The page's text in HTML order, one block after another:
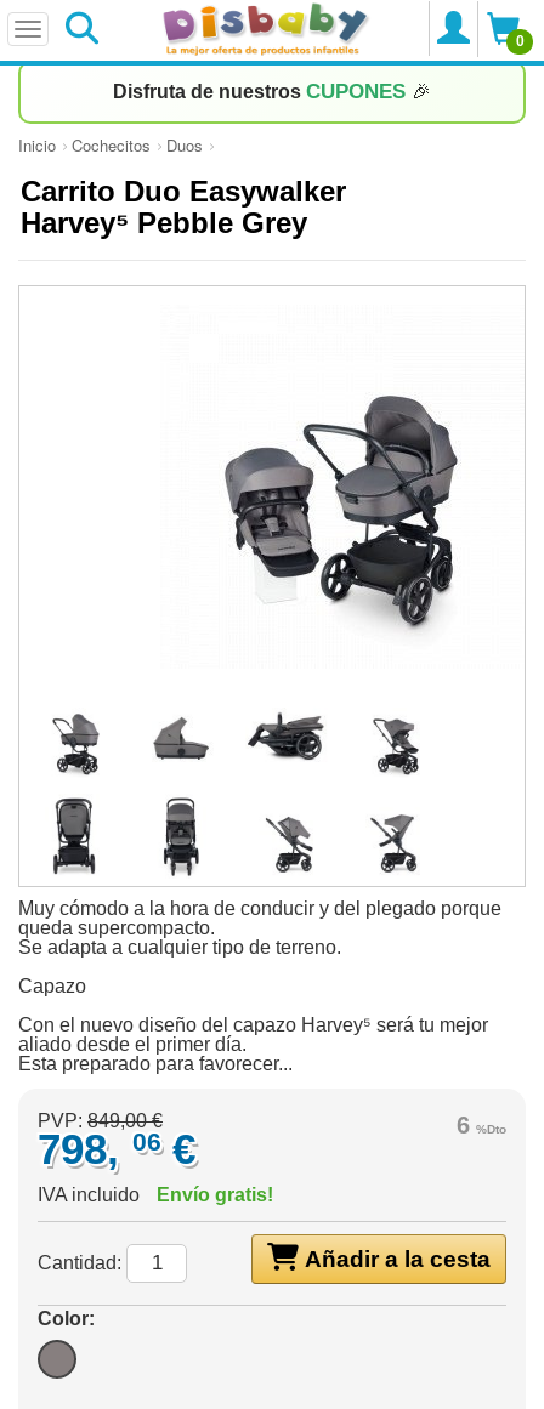
0
Disfruta de nuestros CUPONES 🎉
Inicio Cochecitos Duos
Carrito Duo Easywalker
Harvey⁵ Pebble Grey
Muy cómodo a la hora de conducir y del plegado porque
queda supercompacto.
Se adapta a cualquier tipo de terreno.
Capazo
Con el nuevo diseño del capazo Harvey⁵ será tu mejor
aliado desde el primer día.
Esta preparado para favorecer...
6 %Dto
PVP: 849,00 €
798, 06 €
IVA incluido Envío gratis!
Añadir a la cesta
Cantidad:
Color: